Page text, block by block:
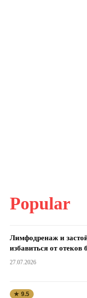
Popular
Лимфодренаж и
избавиться от отеков
27.07.2026
★ 9.5